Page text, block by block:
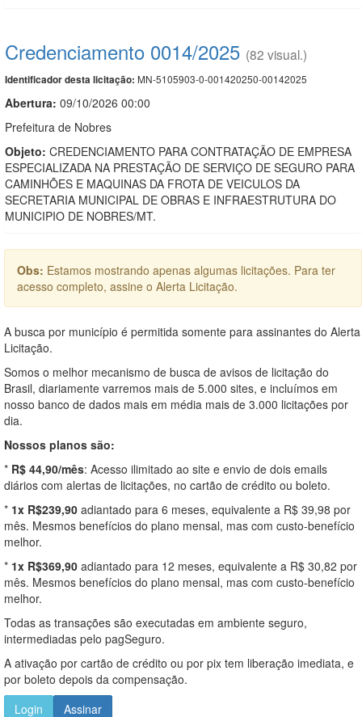
Credenciamento 0014/2025 (82 visual.)
Identificador desta licitação: MN-5105903-0-001420250-00142025
Abertura: 09/10/2026 00:00
Prefeitura de Nobres
Objeto: CREDENCIAMENTO PARA CONTRATAÇÃO DE EMPRESA
ESPECIALIZADA NA PRESTAÇÃO DE SERVIÇO DE SEGURO PARA
CAMINHÕES E MAQUINAS DA FROTA DE VEICULOS DA
SECRETARIA MUNICIPAL DE OBRAS E INFRAESTRUTURA DO
MUNICIPIO DE NOBRES/MT.
Obs: Estamos mostrando apenas algumas licitações. Para ter
acesso completo, assine o Alerta Licitação.
A busca por município é permitida somente para assinantes do Alerta
Licitação.
Somos o melhor mecanismo de busca de avisos de licitação do
Brasil, diariamente varremos mais de 5.000 sites, e incluímos em
nosso banco de dados mais em média mais de 3.000 licitações por
dia.
Nossos planos são:
* R$ 44,90/mês: Acesso ilimitado ao site e envio de dois emails
diários com alertas de licitações, no cartão de crédito ou boleto.
* 1x R$239,90 adiantado para 6 meses, equivalente a R$ 39,98 por
mês. Mesmos benefícios do plano mensal, mas com custo-benefício
melhor.
* 1x R$369,90 adiantado para 12 meses, equivalente a R$ 30,82 por
mês. Mesmos benefícios do plano mensal, mas com custo-benefício
melhor.
Todas as transações são executadas em ambiente seguro,
intermediadas pelo pagSeguro.
A ativação por cartão de crédito ou por pix tem liberação imediata, e
por boleto depois da compensação.
Login
Assinar